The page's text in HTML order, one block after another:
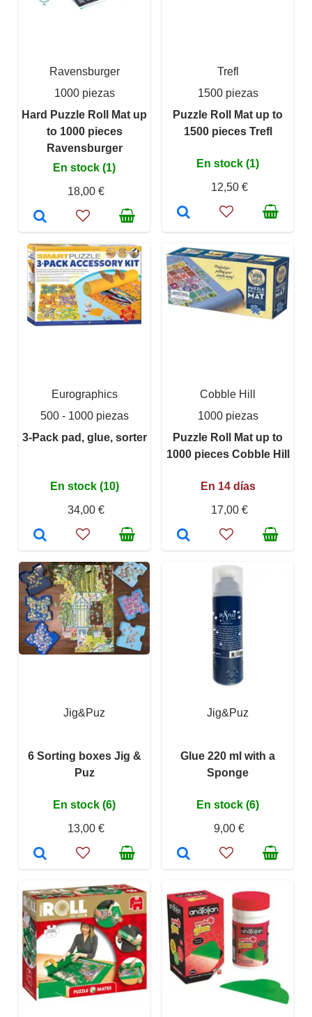
Ravensburger
1000 piezas
Hard Puzzle Roll Mat up
to 1000 pieces
Ravensburger
En stock (1)
18,00 €
Trefl
1500 piezas
Puzzle Roll Mat up to
1500 pieces Trefl
En stock (1)
12,50 €
Eurographics
500 - 1000 piezas
3-Pack pad, glue, sorter
En stock (10)
34,00 €
Cobble Hill
1000 piezas
Puzzle Roll Mat up to
1000 pieces Cobble Hill
En 14 días
17,00 €
Jig&Puz
6 Sorting boxes Jig &
Puz
En stock (6)
13,00 €
Jig&Puz
Glue 220 ml with a
Sponge
En stock (6)
9,00 €